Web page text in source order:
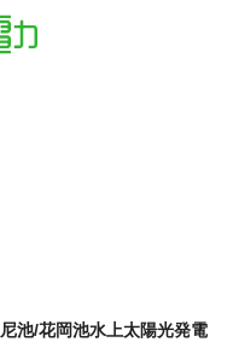
池/花岡池水上太陽光発電